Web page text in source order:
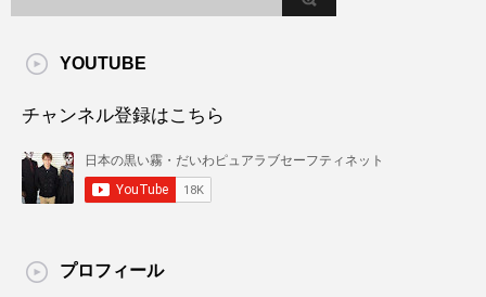
YOUTUBE
チャンネル登録はこちら
プロフィール